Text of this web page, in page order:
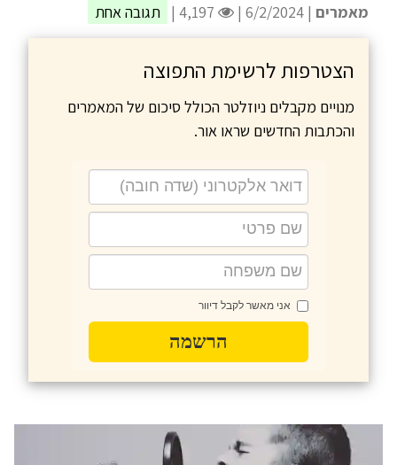
מאמרים | 6/2/2024 | תגובה אחת
הצטרפות לרשימת התפוצה
מנויים מקבלים ניוזלטר הכולל סיכום של המאמרים
והכתבות החדשים שראו אור.
אני מאשר לקבל דיוור
הרשמה